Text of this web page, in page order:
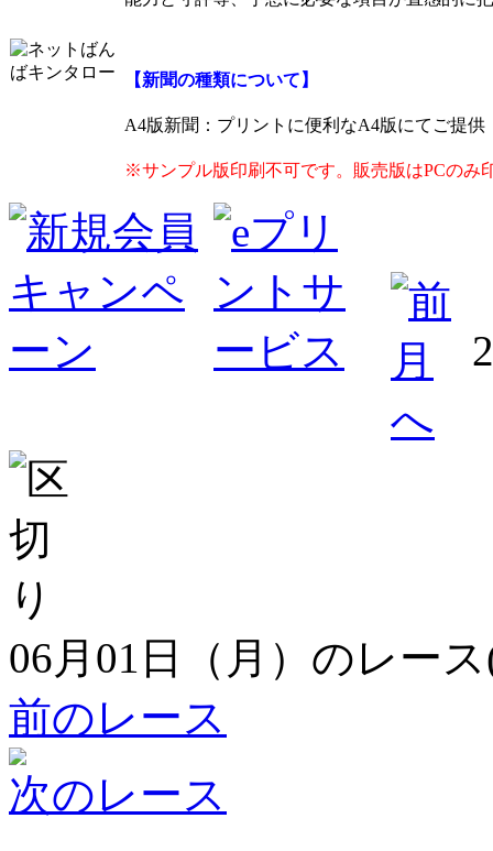
【新聞の種類について】
A4版新聞 ：プリントに便利なA4版にてご提供
※サンプル版印刷不可です。販売版はPCのみ
06月01日（月）のレー
前のレース
次のレース